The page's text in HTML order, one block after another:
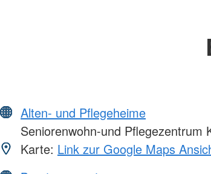
Alten- und Pflegeheime
Seniorenwohn-und Pflegezentrum
Karte: Link zur Google Maps